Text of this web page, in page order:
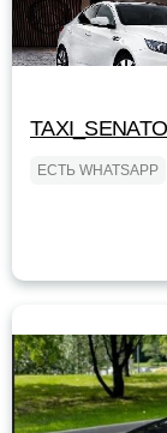
ЕСТЬ WHATSAPP